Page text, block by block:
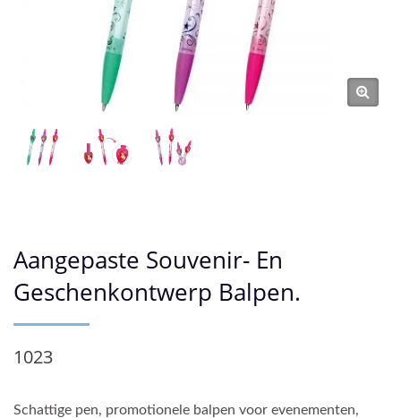
Aangepaste Souvenir- En
Geschenkontwerp Balpen.
1023
Schattige pen, promotionele balpen voor evenementen,